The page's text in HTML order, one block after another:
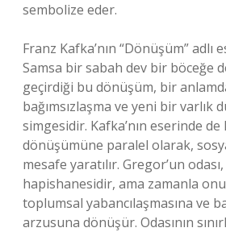
sembolize eder.
Franz Kafka’nın “Dönüşüm” adlı
Samsa bir sabah dev bir böceğe
geçirdiği bu dönüşüm, bir
bağımsızlaşma ve yeni bir varlık
simgesidir. Kafka’nın eserinde
dönüşümüne paralel olarak,
mesafe yaratılır. Gregor’un
hapishanesidir, ama zamanla
toplumsal yabancılaşmasına ve
arzusuna dönüşür. Odasının